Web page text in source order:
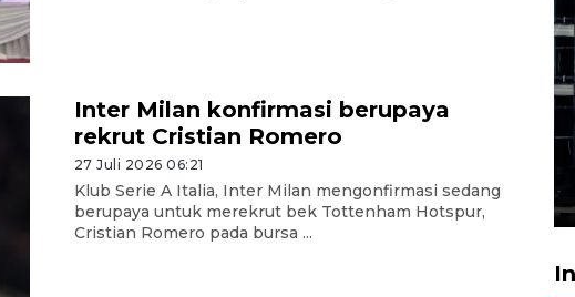
Inter Milan konfirmasi berupaya
rekrut Cristian Romero
27 Juli 2026 06:21
Klub Serie A Italia, Inter Milan mengonfirmasi sedang
berupaya untuk merekrut bek Tottenham Hotspur,
Cristian Romero pada bursa ...
Anak Putus Sekolah Lewat
Pendidikan Kesetaraan
Bagian 1
30 Juli 2026 17:51